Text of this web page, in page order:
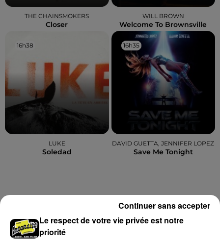
THE CHAINSMOKERS
Closer
WILL BROWN
Welcome To Brownsville
16h38
16h38
LUKE
Soledad
16h35
16h35
DAVID GUETTA, JENNIFER LOPEZ
Save Me Tonight
A LA UNE Voir plus
Le respect de votre vie privée est notre
priorité
Continuer sans accepter